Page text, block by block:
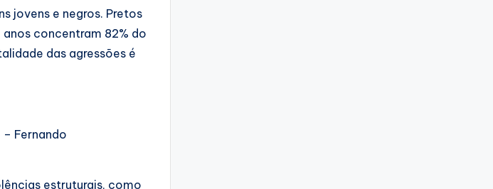
jovens e negros. Pretos
concentram 82% do
das agressões é
Fernando
estruturais, como